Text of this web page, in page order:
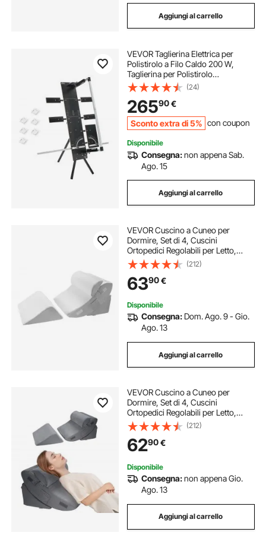
Aggiungi al carrello
VEVOR Taglierina Elettrica per
Polistirolo a Filo Caldo 200 W,
Taglierina per Polistirolo
Autoportante, con 6 Fili Riscaldanti
in Nichel-Cromo, Lunghezza di
Taglio max. 1150 mm
(24)
26590€
Sconto extra di 5% con coupon
Disponibile
Consegna:non appena Sab.
Ago. 15
Aggiungi al carrello
VEVOR Cuscino a Cuneo per
Dormire, Set di 4, Cuscini
Ortopedici Regolabili per Letto,
Supporto per Gambe, Collo e
Spalle, per Mal di Schiena, Reflusso
Acido, Sollievo dal Russare,
Bianco/Grigio
(212)
6390€
Disponibile
Consegna: Dom. Ago. 9 - Gio.
Ago. 13
Aggiungi al carrello
VEVOR Cuscino a Cuneo per
Dormire, Set di 4, Cuscini
Ortopedici Regolabili per Letto,
Supporto per Gambe, Collo e
Spalle, per Mal di Schiena, Reflusso
Acido, Sollievo dal Russare, Grigio
Scuro
(212)
6290€
Disponibile
Consegna:non appena Gio.
Ago. 13
Aggiungi al carrello